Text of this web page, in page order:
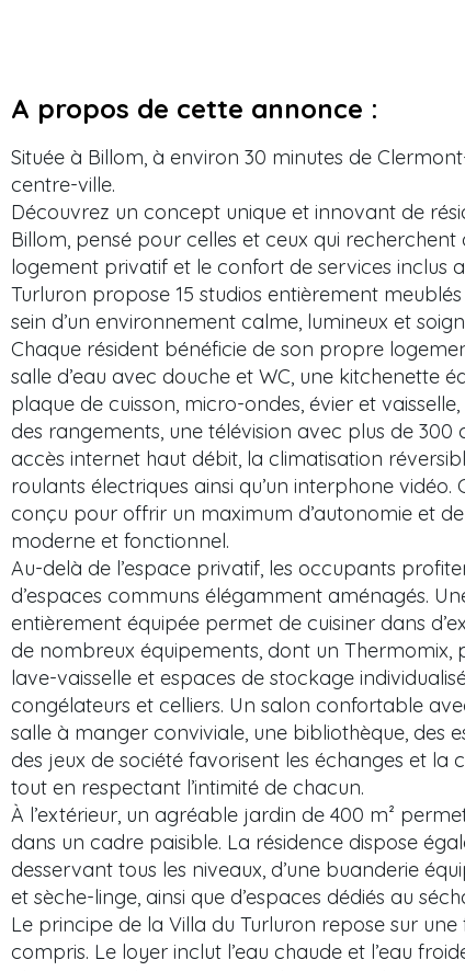
A propos de cette annonce :
Située à Billom, à environ 30 minutes de
centre-ville.
Découvrez un concept unique et innovant de
Billom, pensé pour celles et ceux qui recherchent
logement privatif et le confort de services inclus
Turluron propose 15 studios entièrement meublés
sein d’un environnement calme, lumineux et
Chaque résident bénéficie de son propre
salle d’eau avec douche et WC, une kitchenette
plaque de cuisson, micro-ondes, évier et
des rangements, une télévision avec plus de 300
accès internet haut débit, la climatisation
roulants électriques ainsi qu’un interphone
conçu pour offrir un maximum d’autonomie et
moderne et fonctionnel.
Au-delà de l’espace privatif, les occupants
d’espaces communs élégamment aménagés.
entièrement équipée permet de cuisiner dans
de nombreux équipements, dont un Thermomix,
lave-vaisselle et espaces de stockage
congélateurs et celliers. Un salon confortable
salle à manger conviviale, une bibliothèque, des
des jeux de société favorisent les échanges et la
tout en respectant l’intimité de chacun.
À l’extérieur, un agréable jardin de 400 m²
dans un cadre paisible. La résidence dispose
desservant tous les niveaux, d’une buanderie
et sèche-linge, ainsi que d’espaces dédiés au
Le principe de la Villa du Turluron repose sur
compris. Le loyer inclut l’eau chaude et l’eau